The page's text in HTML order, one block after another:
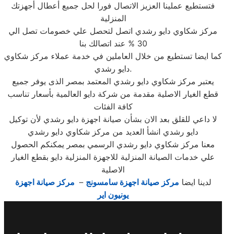
فتستطيع عملينا العزيز الاتصال فورا لحل جميع أعطال أجهزتك
المنزلية
مركز شكاوي دايو رشدي اتصل لتحصل علي خصومات تصل الي
30 % عند اتصالك بنا
كما ايضا تستطيع من خلال العاملين في خدمة عملاء مركز شكاوي
دايو رشدي.
يعتبر مركز شكاوي دايو رشدي المعتمد بمصر الذى يوفر جميع
قطع الغيار الاصلية مقدمة من شركة دايو العالمية بأسعار تناسب
كافة الفئات
لا داعي للقلق بعد الان بشأن صيانة اجهزة دايو رشدي لأن توكيل
دايو رشدي انشأ العديد من مركز شكاوي دايو رشدي
معنا مركز شكاوي دايو رشدي الرسمي بمصر يمكنكم الحصول
علي خدمات الصيانة المنزلية للاجهزة المنزلية دايو بقطع الغيار
الاصلية
لدينا ايضا مركز صيانة اجهزة سامسونج – مركز صيانة اجهزة
يونيون اير